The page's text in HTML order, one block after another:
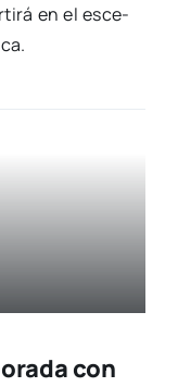
en el esce­
con